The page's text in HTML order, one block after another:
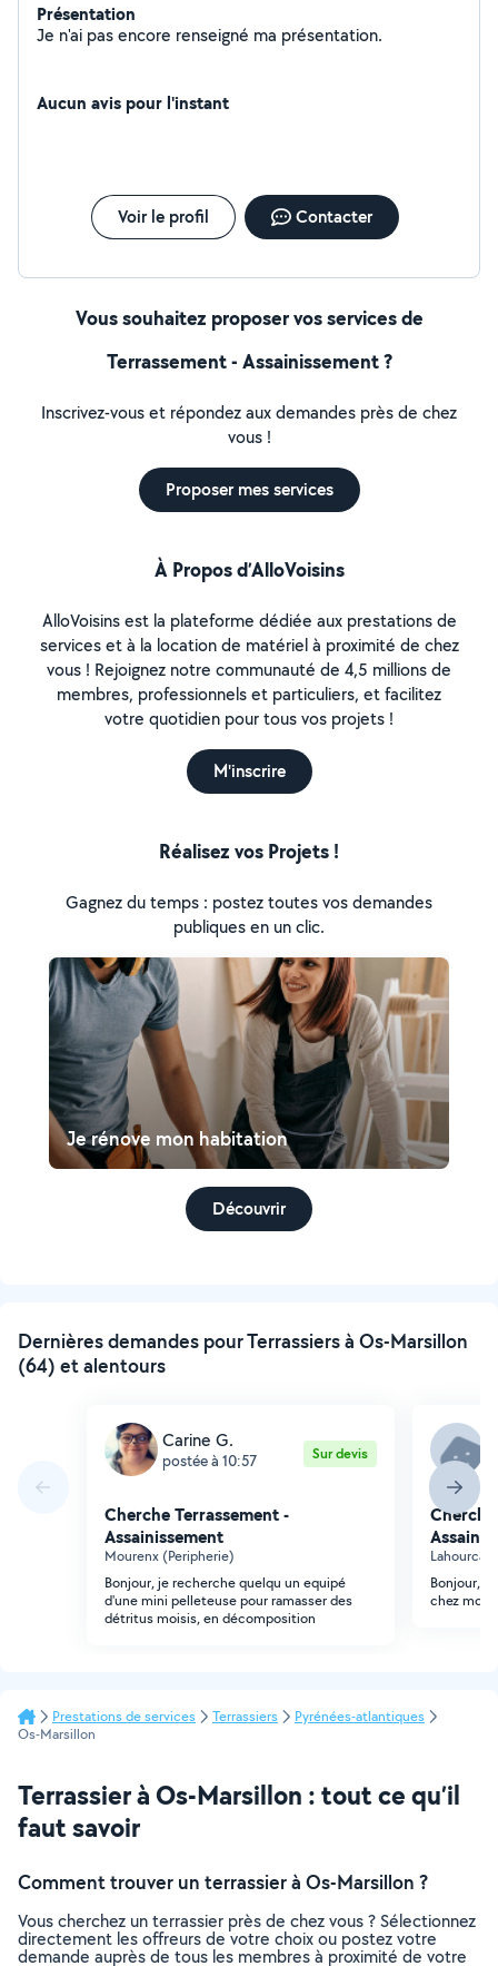
Présentation
Je n'ai pas encore renseigné ma présentation.
Aucun avis pour l'instant
Voir le profil Contacter
Vous souhaitez proposer vos services de
Terrassement - Assainissement ?
Inscrivez-vous et répondez aux demandes près de chez
vous !
Proposer mes services
À Propos d’AlloVoisins
AlloVoisins est la plateforme dédiée aux prestations de
services et à la location de matériel à proximité de chez
vous ! Rejoignez notre communauté de 4,5 millions de
membres, professionnels et particuliers, et facilitez
votre quotidien pour tous vos projets !
M'inscrire
Réalisez vos Projets !
Gagnez du temps : postez toutes vos demandes
publiques en un clic.
Je rénove mon habitation
Découvrir
Dernières demandes pour Terrassiers à Os-Marsillon
(64) et alentours
Carine G.
postée à 10:57 Sur devis
Cherche Terrassement -
Assainissement
Mourenx (Peripherie)
Bonjour, je recherche quelqu un equipé
d'une mini pelleteuse pour ramasser des
détritus moisis, en décomposition
Bonjour,
chez moi
Prestations de services Terrassiers
Pyrénées-atlantiques
Os-Marsillon
Terrassier à Os-Marsillon : tout ce qu’il
faut savoir
Comment trouver un terrassier à Os-Marsillon ?
Vous cherchez un terrassier près de chez vous ? Sélectionnez
directement les offreurs de votre choix ou postez votre
demande auprès de tous les membres à proximité de votre